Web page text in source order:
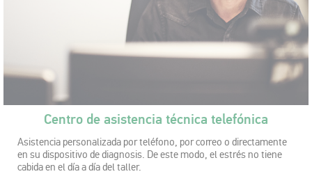
Centro de asistencia técnica telefónica
Asistencia personalizada por teléfono, por correo o directamente
en su dispositivo de diagnosis. De este modo, el estrés no tiene
cabida en el día a día del taller.